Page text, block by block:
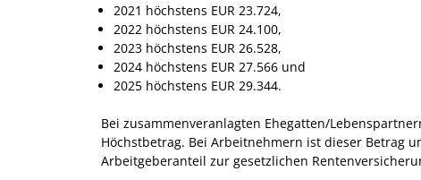
2021 höchstens EUR 23.724,
2022 höchstens EUR 24.100,
2023 höchstens EUR 26.528,
2024 höchstens EUR 27.566 und
2025 höchstens EUR 29.344.
Bei zusammenveranlagten Ehegatten/
Höchstbetrag. Bei Arbeitnehmern ist dieser Betrag
Arbeitgeberanteil zur gesetzlichen